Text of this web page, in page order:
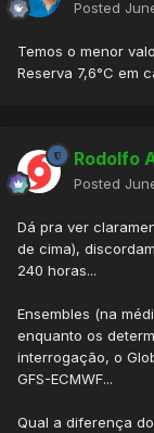
Posted
Temos o menor
Reserva 7,6°C em
Rodolfo
Posted
Dá pra ver
de cima),
240 horas...
Ensembles (na
enquanto os
interrogação, o
GFS-ECMWF...
Qual a diferença